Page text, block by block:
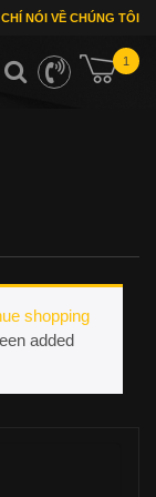
NÓI VỀ CHÚNG TÔI
1
shopping
added